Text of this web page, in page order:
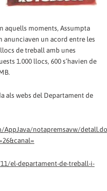
aquells moments, Assumpta
anunciaven un acord entre les
de treball amb unes
1.000 llocs, 600 s’havien de
als webs del Departament de
notapremsavw/
el-departament-de-treball-i-